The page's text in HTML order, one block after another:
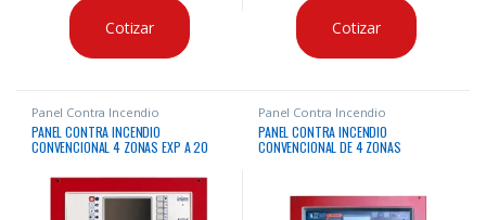
Cotizar Cotizar
Panel Contra Incendio
PANEL CONTRA INCENDIO
CONVENCIONAL 4 ZONAS EXP A 20
Panel Contra Incendio
PANEL CONTRA INCENDIO
CONVENCIONAL DE 4 ZONAS